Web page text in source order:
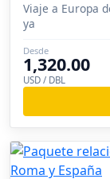
Viaje a Europa
ya
Desde
1,320.00
USD / DBL